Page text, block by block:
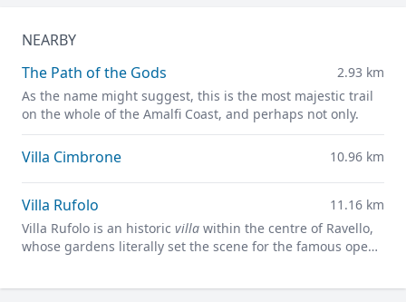
NEARBY
The Path of the Gods
2.93 km
As the name might suggest, this is the most majestic trail
on the whole of the Amalfi Coast, and perhaps not only.
Villa Cimbrone 10.96 km
Villa Rufolo
11.16 km
Villa Rufolo is an historic villa within the centre of Ravello,
whose gardens literally set the scene for the famous open-